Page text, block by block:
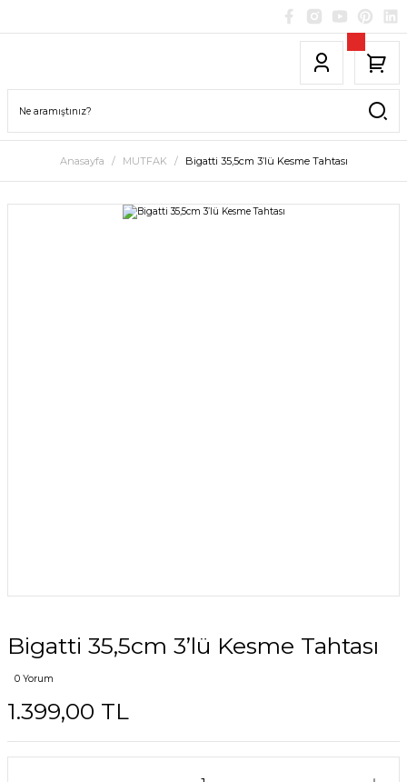
Anasayfa MUTFAK Bigatti 35,5cm 3’lü Kesme Tahtası
Bigatti 35,5cm 3’lü Kesme Tahtası
0 Yorum
1.399,00 TL